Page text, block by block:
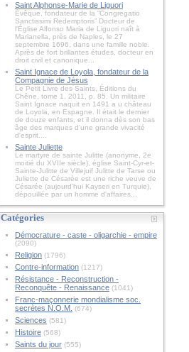
Saint Alphonse-Marie de Liguori
Évêque, fondateur de la “Congregatio
Sanctissimi Redemptoris” Docteur de
l'Église Alfonso Maria de Liguori naît à
Marianella, près de Naples, le 27
septembre 1696, dans une famille noble.
Après de fort brillantes études, docteur en
droit civil et canonique...
Saint Ignace de Loyola, fondateur de la
Compagnie de Jésus
Le Petit Livre des Saints, Éditions du
Chêne, tome 1, 2011, p. 85. Un militaire
Saint Ignace naquit en 1491 a u château
de Loyola, en Espagne. Il était le dernier
de douze enfants, et il donna dès son bas
âge des marques d'une grande vivacité
d'esprit....
Sainte Juliette
Le martyre de sainte Julitte (anonyme, 2e
moitié du XVIIe siècle), église Saint-Cyr-et-
Sainte-Julitte de Villejuif Julitte de Tarse ou
Juliette de Césarée est une riche veuve de
Césarée (aujourd'hui Kayseri en Turquie),
dépouillée par un homme d'affaires...
Catégories
Démocrature - caste - oligarchie - empire
(2090)
Religion(1796)
Contre-information(1217)
Résistance - Reconstruction -
Reconquête - Renaissance(1041)
Franc-maçonnerie mondialisme soc.
secrètes N.O.M. (674)
Sciences (581)
Histoire(568)
Saints du jour(555)